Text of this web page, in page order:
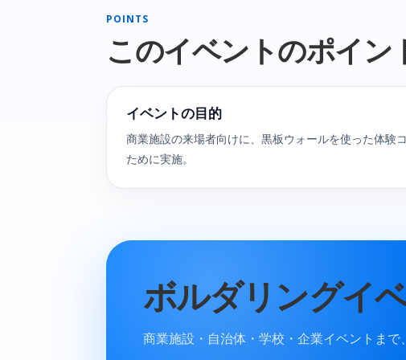
POINTS
このイベントのポイン
イベントの目的
商業施設の来場者向けに、黒板ウォールを使った体験
ために実施。
ボルダリングイ
商業施設・自治体・学校・企業イベントまで